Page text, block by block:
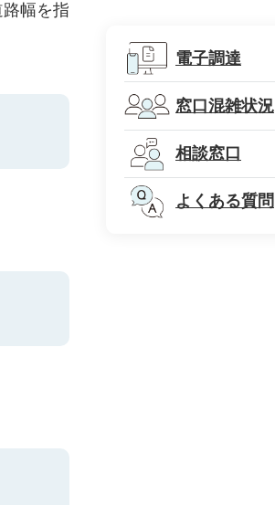
幅を指
電子調達
窓口混雑状況
相談窓口
よくある質問